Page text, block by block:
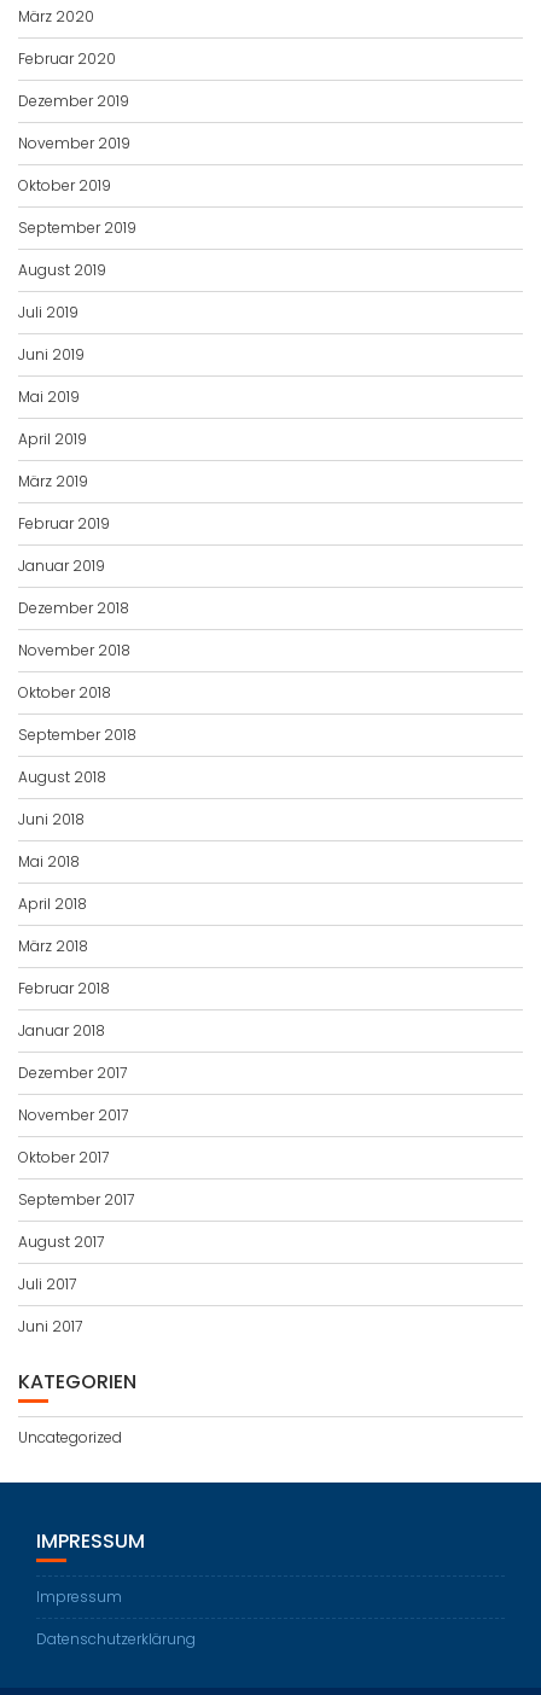
März 2020
Februar 2020
Dezember 2019
November 2019
Oktober 2019
September 2019
August 2019
Juli 2019
Juni 2019
Mai 2019
April 2019
März 2019
Februar 2019
Januar 2019
Dezember 2018
November 2018
Oktober 2018
September 2018
August 2018
Juni 2018
Mai 2018
April 2018
März 2018
Februar 2018
Januar 2018
Dezember 2017
November 2017
Oktober 2017
September 2017
August 2017
Juli 2017
Juni 2017
KATEGORIEN
Uncategorized
IMPRESSUM
Impressum
Datenschutzerklärung